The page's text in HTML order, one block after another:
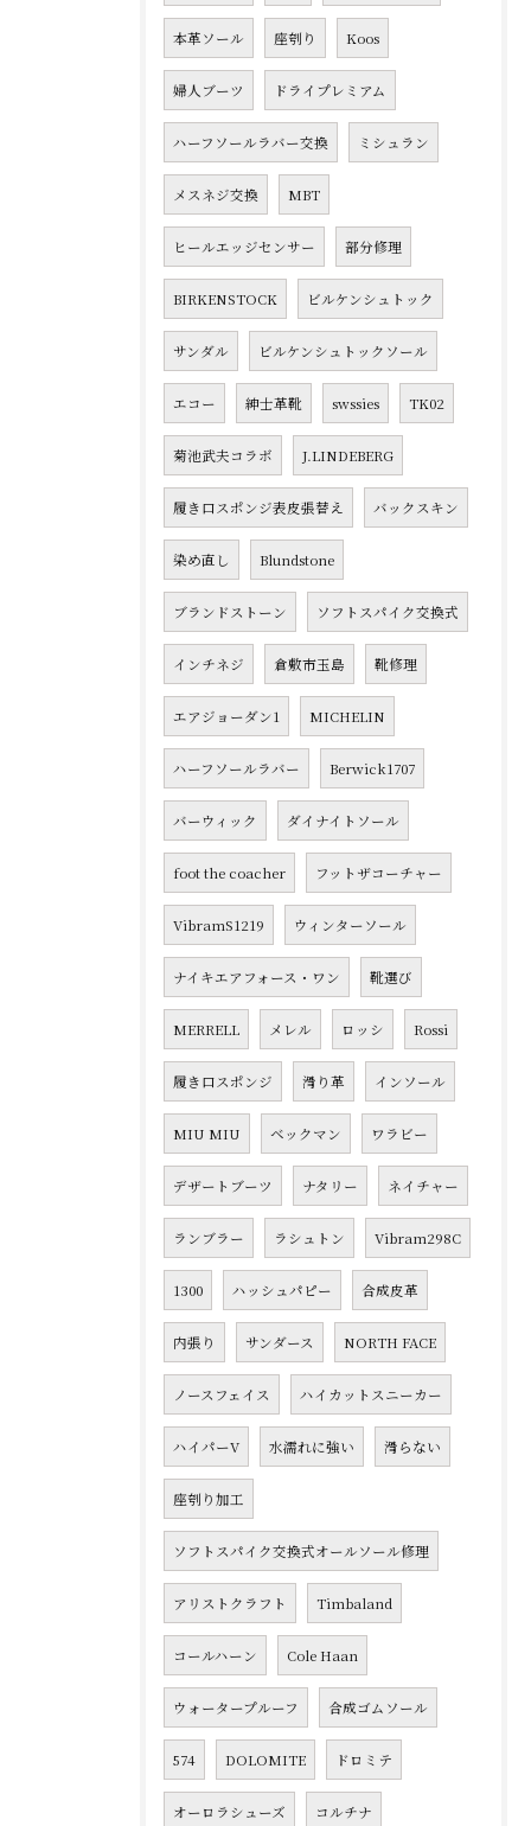
本革ソール 座刳り Koos
婦人ブーツ ドライプレミアム
ハーフソールラバー交換 ミシュラン
メスネジ交換 MBT
ヒールエッジセンサー 部分修理
BIRKENSTOCK ビルケンシュトック
サンダル ビルケンシュトックソール
エコー 紳士革靴 swssies TK02
菊池武夫コラボ J.LINDEBERG
履き口スポンジ表皮張替え バックスキン
染め直し Blundstone
ブランドストーン ソフトスパイク交換式
インチネジ 倉敷市玉島 靴修理
エアジョーダン1 MICHELIN
ハーフソールラバー Berwick1707
バーウィック ダイナイトソール
foot the coacher フットザコーチャー
VibramS1219 ウィンターソール
ナイキエアフォース・ワン 靴選び
MERRELL メレル ロッシ Rossi
履き口スポンジ 滑り革 インソール
MIU MIU ベックマン ワラビー
デザートブーツ ナタリー ネイチャー
ランブラー ラシュトン Vibram298C
1300 ハッシュパピー 合成皮革
内張り サンダース NORTH FACE
ノースフェイス ハイカットスニーカー
ハイパーV 水濡れに強い 滑らない
座刳り加工
ソフトスパイク交換式オールソール修理
アリストクラフト Timbaland
コールハーン Cole Haan
ウォータープルーフ 合成ゴムソール
574 DOLOMITE ドロミテ
オーロラシューズ コルチナ